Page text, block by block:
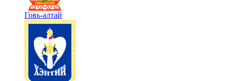
Говь-алтай